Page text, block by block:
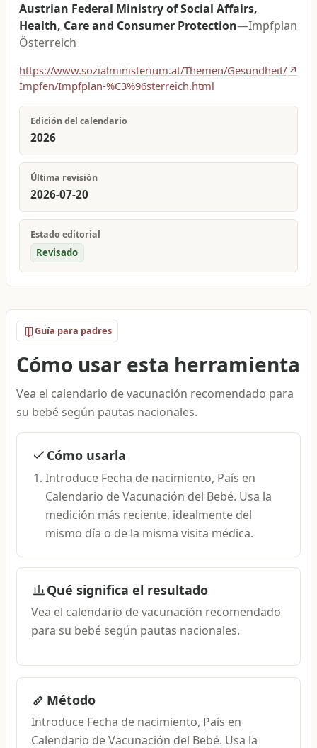
Austrian Federal Ministry of Social Affairs,
Health, Care and Consumer Protection—Impfplan
Österreich
https://www.sozialministerium.at/Themen/Gesundheit/
Impfen/Impfplan-%C3%96sterreich.html
↗
Edición del calendario
2026
Última revisión
2026-07-20
Estado editorial
Revisado
Guía para padres
Cómo usar esta herramienta
Vea el calendario de vacunación recomendado para
su bebé según pautas nacionales.
Cómo usarla
Introduce Fecha de nacimiento, País en
Calendario de Vacunación del Bebé. Usa la
medición más reciente, idealmente del
mismo día o de la misma visita médica.
Qué significa el resultado
Vea el calendario de vacunación recomendado
para su bebé según pautas nacionales.
Método
Introduce Fecha de nacimiento, País en
Calendario de Vacunación del Bebé. Usa la